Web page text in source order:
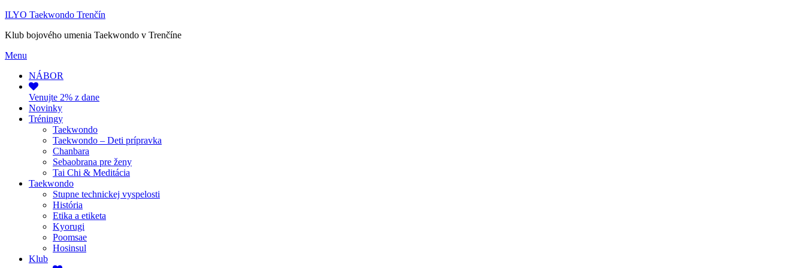
ILYO Taekwondo Trenčín
Klub bojového umenia Taekwondo v Trenčíne
Menu
NÁBOR
Venujte 2% z dane
Novinky
Tréningy
Taekwondo
Taekwondo – Deti prípravka
Chanbara
Sebaobrana pre ženy
Tai Chi & Meditácia
Taekwondo
Stupne technickej vyspelosti
História
Etika a etiketa
Kyorugi
Poomsae
Hosinsul
Klub